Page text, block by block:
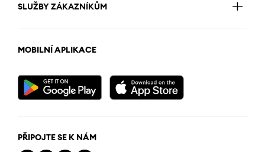
SLUŽBY ZÁKAZNÍKŮM
MOBILNÍ APLIKACE
PŘIPOJTE SE K NÁM